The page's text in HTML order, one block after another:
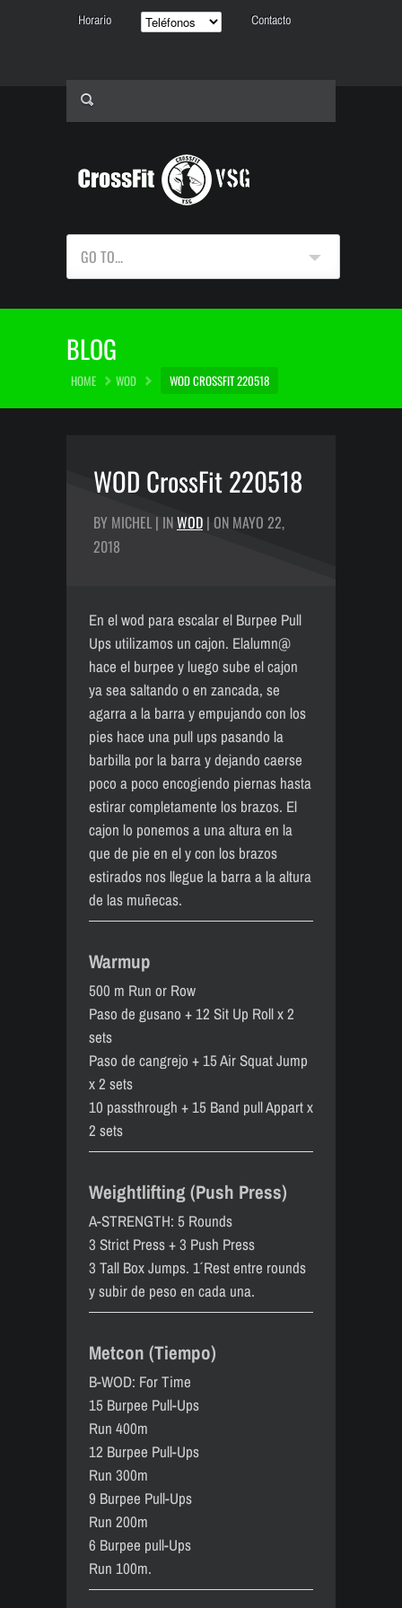
Horario Contacto
GO TO...
BLOG
HOME WOD WOD CROSSFIT 220518
WOD CrossFit 220518
BY MICHEL | INWOD | ON MAYO 22,
2018
En el wod para escalar el Burpee Pull
Ups utilizamos un cajon. Elalumn@
hace el burpee y luego sube el cajon
ya sea saltando o en zancada, se
agarra a la barra y empujando con los
pies hace una pull ups pasando la
barbilla por la barra y dejando caerse
poco a poco encogiendo piernas hasta
estirar completamente los brazos. El
cajon lo ponemos a una altura en la
que de pie en el y con los brazos
estirados nos llegue la barra a la altura
de las muñecas.
Warmup
500 m Run or Row
Paso de gusano + 12 Sit Up Roll x 2
sets
Paso de cangrejo + 15 Air Squat Jump
x 2 sets
10 passthrough + 15 Band pull Appart x
2 sets
Weightlifting (Push Press)
A-STRENGTH: 5 Rounds
3 Strict Press + 3 Push Press
3 Tall Box Jumps. 1´ Rest entre rounds
y subir de peso en cada una.
Metcon (Tiempo)
B-WOD: For Time
15 Burpee Pull-Ups
Run 400m
12 Burpee Pull-Ups
Run 300m
9 Burpee Pull-Ups
Run 200m
6 Burpee pull-Ups
Run 100m.